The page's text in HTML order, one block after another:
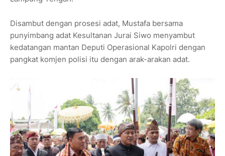
Disambut dengan prosesi adat, Mustafa bersama
punyimbang adat Kesultanan Jurai Siwo menyambut
kedatangan mantan Deputi Operasional Kapolri dengan
pangkat komjen polisi itu dengan arak-arakan adat.